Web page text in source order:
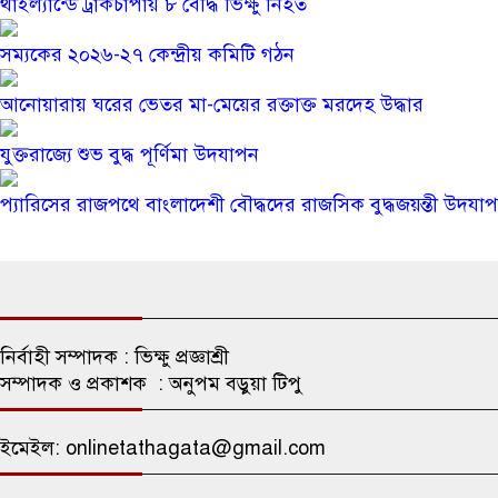
সম্যকের ২০২৬-২৭ কেন্দ্রীয় কমিটি গঠন
আনোয়ারায় ঘরের ভেতর মা-মেয়ের রক্তাক্ত মরদেহ উদ্ধার
যুক্তরাজ্যে শুভ বুদ্ধ পূর্ণিমা উদযাপন
প্যারিসের রাজপথে বাংলাদেশী বৌদ্ধদের রাজসিক বুদ্ধজয়ন্তী
নির্বাহী সম্পাদক : ভিক্ষু প্রজ্ঞাশ্রী
সম্পাদক ও প্রকাশক : অনুপম বড়ুয়া টিপু
ইমেইল: onlinetathagata@gmail.com